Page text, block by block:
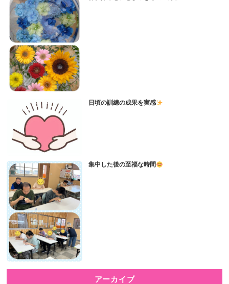
日頃の訓練の成果を実感
集中した後の至福な時間
アーカイブ